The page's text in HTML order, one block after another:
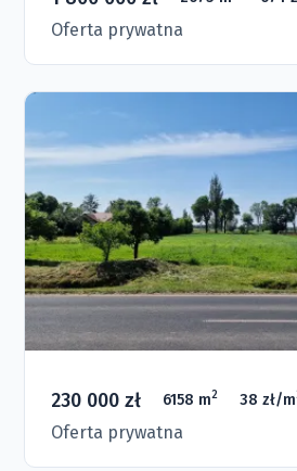
Oferta prywatna
230 000 zł 6158 m2 38 zł/m
Oferta prywatna